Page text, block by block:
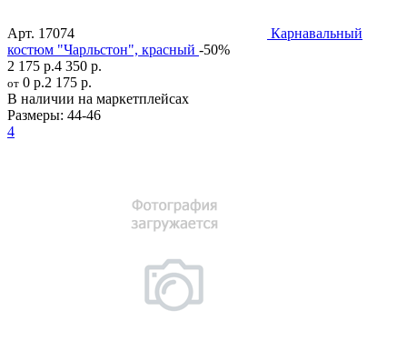
Арт. 17074
Карнавальный
костюм "Чарльстон", красный -50%
2 175 р.4 350 р.
от 0 р.2 175 р.
В наличии на маркетплейсах
Размеры: 44-46
4